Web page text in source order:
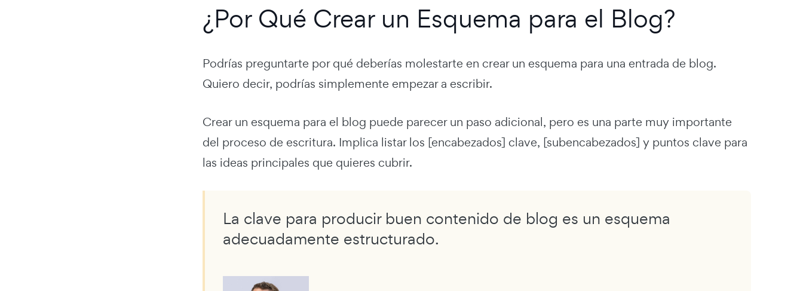
¿Por Qué Crear un Esquema para el Blog?
Podrías preguntarte por qué deberías molestarte en crear un esquema para una entrada de blog.
Quiero decir, podrías simplemente empezar a escribir.
Crear un esquema para el blog puede parecer un paso adicional, pero es una parte muy importante
del proceso de escritura. Implica listar los [encabezados] clave, [subencabezados] y puntos clave para
las ideas principales que quieres cubrir.
La clave para producir buen contenido de blog es un esquema
adecuadamente estructurado.